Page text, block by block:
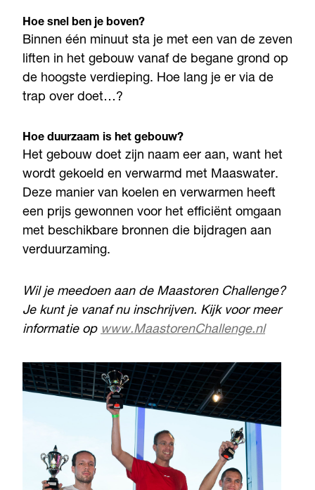
Hoe snel ben je boven?
Binnen één minuut sta je met een van de zeven
liften in het gebouw vanaf de begane grond op
de hoogste verdieping. Hoe lang je er via de
trap over doet…?
Hoe duurzaam is het gebouw?
Het gebouw doet zijn naam eer aan, want het
wordt gekoeld en verwarmd met Maaswater.
Deze manier van koelen en verwarmen heeft
een prijs gewonnen voor het efficiënt omgaan
met beschikbare bronnen die bijdragen aan
verduurzaming.
Wil je meedoen aan de Maastoren Challenge?
Je kunt je vanaf nu inschrijven. Kijk voor meer
informatie op www.MaastorenChallenge.nl